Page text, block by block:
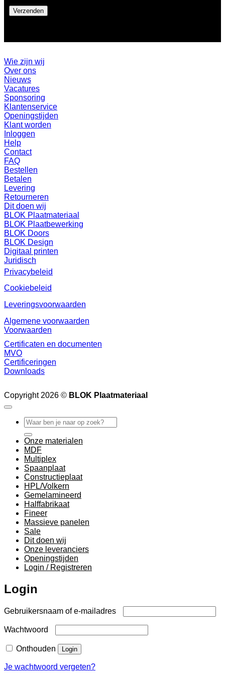
Wie zijn wij
Over ons
Nieuws
Vacatures
Sponsoring
Klantenservice
Openingstijden
Klant worden
Inloggen
Help
Contact
FAQ
Bestellen
Betalen
Levering
Retourneren
Dit doen wij
BLOK Plaatmateriaal
BLOK Plaatbewerking
BLOK Doors
BLOK Design
Digitaal printen
Juridisch
Privacybeleid
Cookiebeleid
Leveringsvoorwaarden
Algemene voorwaarden
Voorwaarden
Certificaten en documenten
MVO
Certificeringen
Downloads
Copyright 2026 © BLOK Plaatmateriaal
Zoeken
naar:
Onze materialen
MDF
Multiplex
Spaanplaat
Constructieplaat
HPL/Volkern
Gemelamineerd
Halffabrikaat
Fineer
Massieve panelen
Sale
Dit doen wij
Onze leveranciers
Openingstijden
Login / Registreren
Login
Gebruikersnaam of e-mailadres
Wachtwoord
Onthouden Login
Je wachtwoord vergeten?